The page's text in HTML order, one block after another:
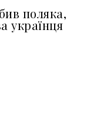
поляка,
українця